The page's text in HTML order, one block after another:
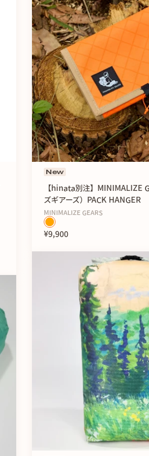
New
【hinata別注】MINIMALIZE
ズギアーズ）PACK HANGER
MINIMALIZE GEARS
¥9,900